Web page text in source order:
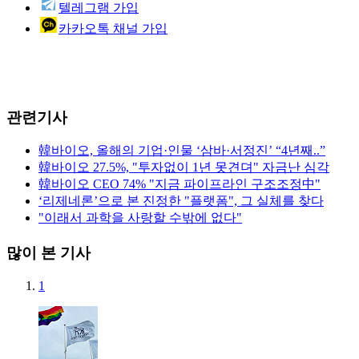
텔레그램 가입
카카오톡 채널 가입
관련기사
韓바이오, 올해의 기업·인물 ‘삼바·서정진’ “4년째..”
韓바이오 27.5%, "투자없이 1년 못견뎌" 자금난 심각
韓바이오 CEO 74% "지금 파이프라인 구조조정中"
‘리제네론’으로 본 진정한 "플랫폼", 그 실체를 찾다
"이래서 과학을 사랑할 수밖에 없다"
많이 본 기사
1